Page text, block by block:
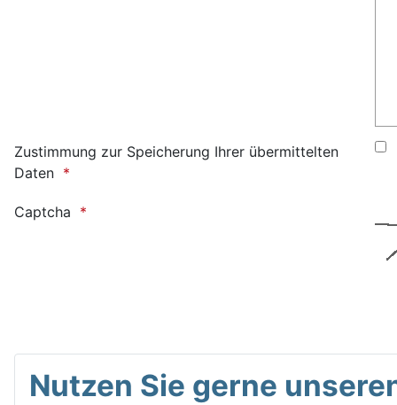
Zustimmung zur Speicherung Ihrer übermittelten
Daten
Captcha
Nutzen Sie gerne